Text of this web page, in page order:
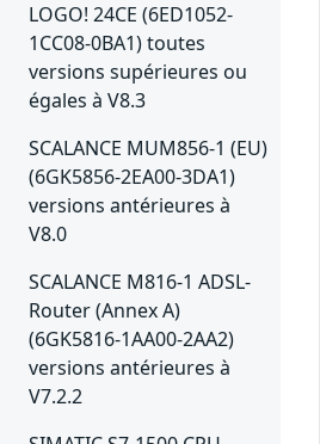
LOGO! 24CE (6ED1052-
1CC08-0BA1) toutes
versions supérieures ou
égales à V8.3
SCALANCE MUM856-1 (EU)
(6GK5856-2EA00-3DA1)
versions antérieures à
V8.0
SCALANCE M816-1 ADSL-
Router (Annex A)
(6GK5816-1AA00-2AA2)
versions antérieures à
V7.2.2